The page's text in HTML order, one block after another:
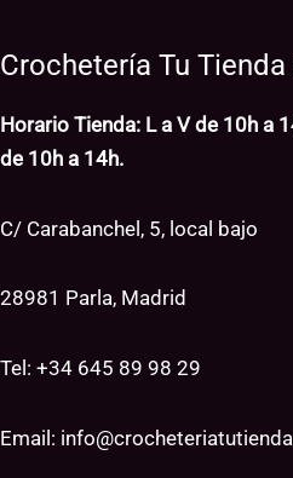
Crochetería Tu
Horario Tienda: L a V de 10h a
de 10h a 14h.
C/ Carabanchel, 5, local bajo
28981 Parla, Madrid
Tel: +34 645 89 98 29
Email: